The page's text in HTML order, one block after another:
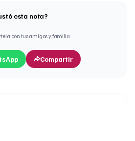
esta nota?
con tus amigos y familia
Compartir